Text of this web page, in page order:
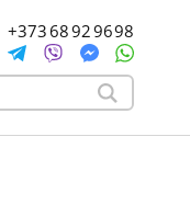
+373 68 92 96 98